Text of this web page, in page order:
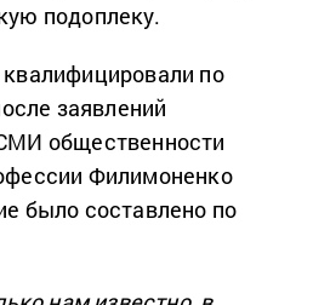
подоплеку.
по
заявлений
общественности
Филимоненко
было составлено по